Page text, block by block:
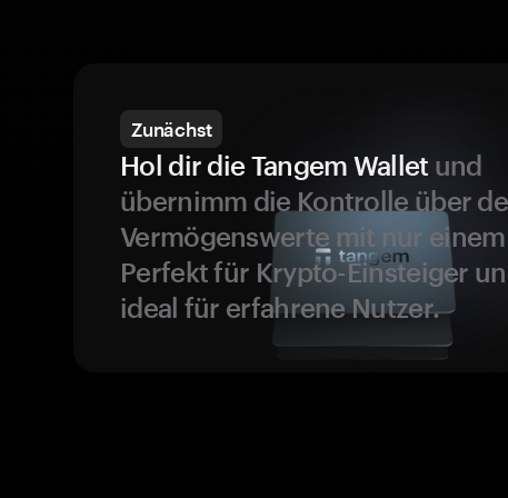
Zunächst
Hol dir die Tangem Wallet und
übernimm die Kontrolle über
Vermögenswerte mit nur
Perfekt für Krypto-Einsteiger
ideal für erfahrene Nutzer.